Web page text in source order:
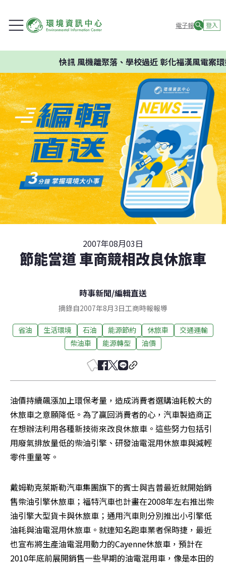
電子報 登入
快訊風機離聚落、學校過近 彰化福漢風電案環
2007年08月03日
節能當道 車商競相改良休旅車
時事新聞/編輯直送
摘錄自2007年8月3日工商時報報導
省油 生活環境 石油 能源節約 休旅車
交通運輸
柴油車
能源轉型 油價
油價持續飆漲加上環保考量，造成消費者選購油耗較大的
休旅車之意願降低。為了贏回消費者的心，汽車製造商正
在想辦法利用各種新技術來改良休旅車。這些努力包括引
用廢氣排放量低的柴油引擎、研發油電混用休旅車與減輕
零件重量等。
戴姆勒克萊斯勒汽車集團旗下的賓士與吉普最近就開始銷
售柴油引擎休旅車；福特汽車也計畫在2008年左右推出柴
油引擎大型貨卡與休旅車；通用汽車則分別推出小引擎低
油耗與油電混用休旅車。就連知名跑車業者保時捷，最近
也宣布將生產油電混用動力的Cayenne休旅車，預計在
2010年底前展開銷售一些早期的油電混用車，像是本田的